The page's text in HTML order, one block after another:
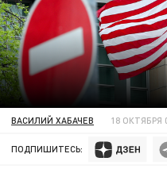
ВАСИЛИЙ ХАБАЧЕВ 18 ОКТЯБРЯ
ПОДПИШИТЕСЬ: